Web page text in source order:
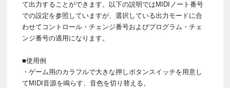
て出力することができます。以下の説明ではMIDIノート番号
での設定を参照していますが、選択している出力モードに合
わせてコントロール・チェンジ番号およびプログラム・チェ
ンジ番号の適用になります。
■使用例
・ゲーム用のカラフルで大きな押しボタンスイッチを用意し
てMIDI音源を鳴らす、音色を切り替える。